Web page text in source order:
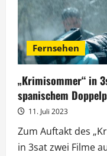
Fernsehen
„Krimisommer“ in
spanischem
11. Juli 2023
Zum Auftakt des
in 3sat zwei Filme